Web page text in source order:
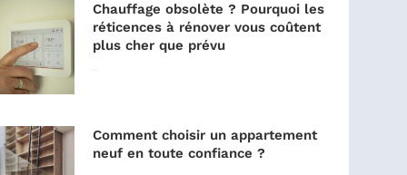
Chauffage obsolète ? Pourquoi les
réticences à rénover vous coûtent
plus cher que prévu
Comment choisir un appartement
neuf en toute confiance ?